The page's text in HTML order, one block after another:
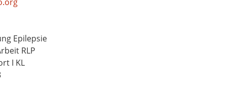
Epilepsie
RLP
I KL